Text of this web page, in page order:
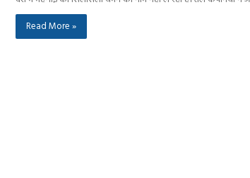
Read More »